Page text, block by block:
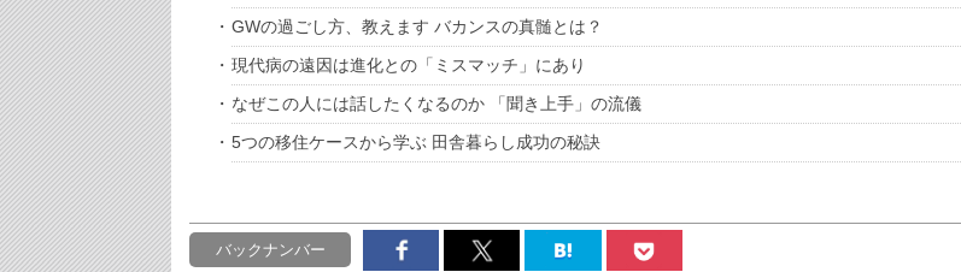
GWの過ごし方、教えます バカンスの真髄とは？
現代病の遠因は進化との「ミスマッチ」にあり
なぜこの人には話したくなるのか 「聞き上手」の流儀
5つの移住ケースから学ぶ 田舎暮らし成功の秘訣
バックナンバー